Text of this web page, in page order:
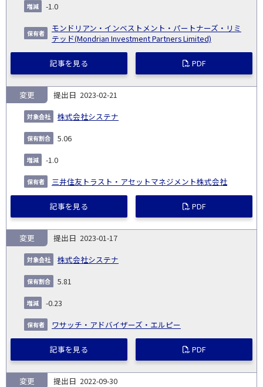
-1.0
モンドリアン・インベストメント・パートナーズ・リミ
テッド(Mondrian Investment Partners Limited)
記事を見る PDF
2023-02-21
株式会社システナ
変更
5.06
-1.0
三井住友トラスト・アセットマネジメント株式会社
記事を見る PDF
2023-01-17
株式会社システナ
変更
5.81
-0.23
ワサッチ・アドバイザーズ・エルピー
記事を見る PDF
2022-09-30
変更